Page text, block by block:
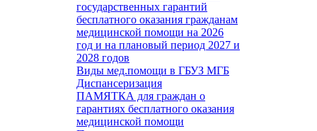
государственных гарантий
бесплатного оказания гражданам
медицинской помощи на 2026
год и на плановый период 2027 и
2028 годов
Виды мед.помощи в ГБУЗ МГБ
Диспансеризация
ПАМЯТКА для граждан о
гарантиях бесплатного оказания
медицинской помощи